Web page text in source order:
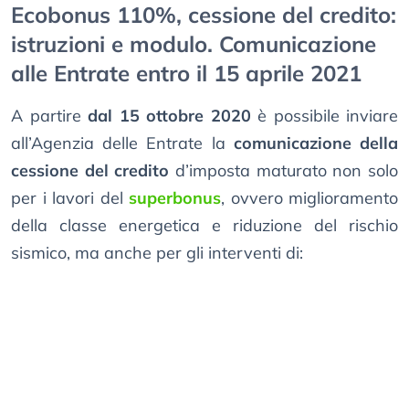
Ecobonus 110%, cessione del credito:
istruzioni e modulo. Comunicazione
alle Entrate entro il 15 aprile 2021
A partire dal 15 ottobre 2020 è possibile inviare
all’Agenzia delle Entrate la comunicazione della
cessione del credito d’imposta maturato non solo
per i lavori del superbonus, ovvero miglioramento
della classe energetica e riduzione del rischio
sismico, ma anche per gli interventi di: